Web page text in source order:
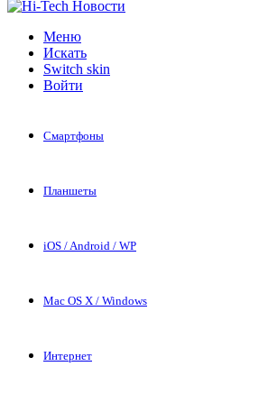
Меню
Искать
Switch skin
Войти
Смартфоны
Планшеты
iOS / Android / WP
Mac OS X / Windows
Интернет